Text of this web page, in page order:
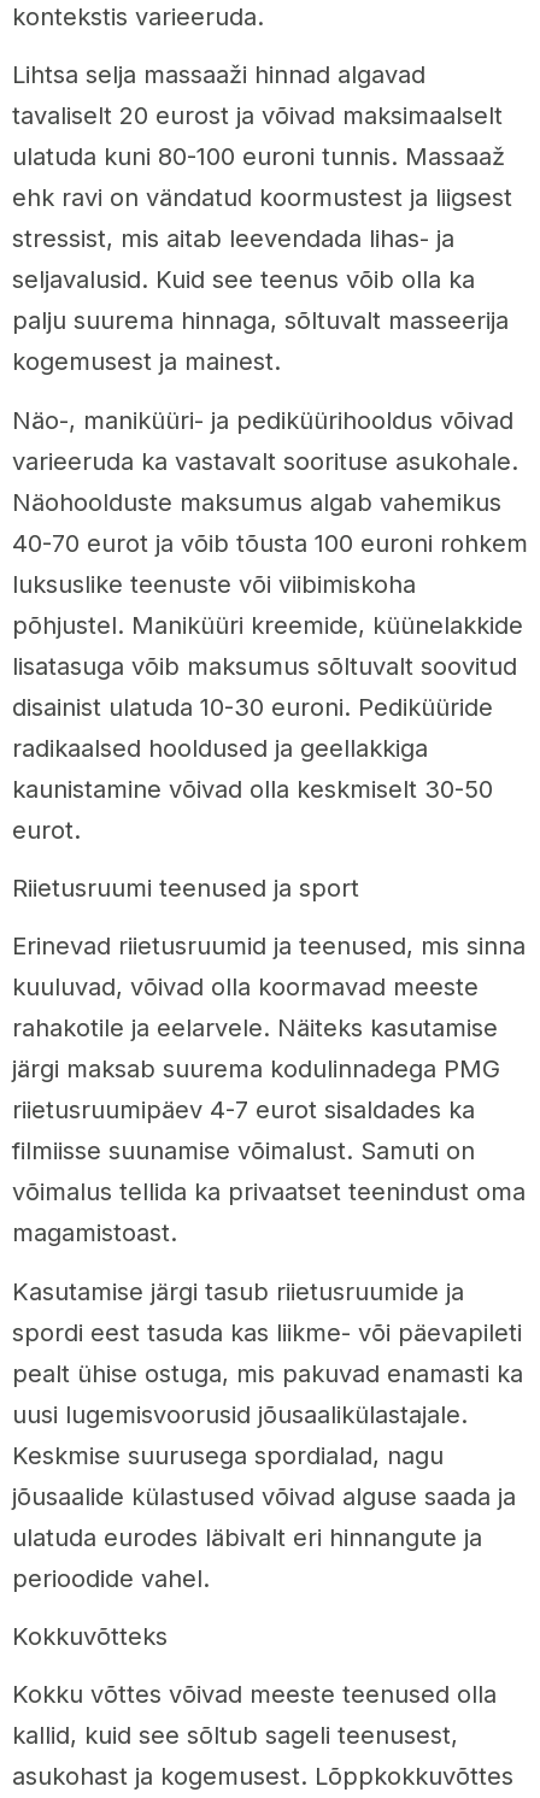
kontekstis varieeruda.
Lihtsa selja massaaži hinnad algavad
tavaliselt 20 eurost ja võivad maksimaalselt
ulatuda kuni 80-100 euroni tunnis. Massaaž
ehk ravi on vändatud koormustest ja liigsest
stressist, mis aitab leevendada lihas- ja
seljavalusid. Kuid see teenus võib olla ka
palju suurema hinnaga, sõltuvalt masseerija
kogemusest ja mainest.
Näo-, maniküüri- ja pediküürihooldus võivad
varieeruda ka vastavalt soorituse asukohale.
Näohoolduste maksumus algab vahemikus
40-70 eurot ja võib tõusta 100 euroni rohkem
luksuslike teenuste või viibimiskoha
põhjustel. Maniküüri kreemide, küünelakkide
lisatasuga võib maksumus sõltuvalt soovitud
disainist ulatuda 10-30 euroni. Pediküüride
radikaalsed hooldused ja geellakkiga
kaunistamine võivad olla keskmiselt 30-50
eurot.
Riietusruumi teenused ja sport
Erinevad riietusruumid ja teenused, mis sinna
kuuluvad, võivad olla koormavad meeste
rahakotile ja eelarvele. Näiteks kasutamise
järgi maksab suurema kodulinnadega PMG
riietusruumipäev 4-7 eurot sisaldades ka
filmiisse suunamise võimalust. Samuti on
võimalus tellida ka privaatset teenindust oma
magamistoast.
Kasutamise järgi tasub riietusruumide ja
spordi eest tasuda kas liikme- või päevapileti
pealt ühise ostuga, mis pakuvad enamasti ka
uusi lugemisvoorusid jõusaalikülastajale.
Keskmise suurusega spordialad, nagu
jõusaalide külastused võivad alguse saada ja
ulatuda eurodes läbivalt eri hinnangute ja
perioodide vahel.
Kokkuvõtteks
Kokku võttes võivad meeste teenused olla
kallid, kuid see sõltub sageli teenusest,
asukohast ja kogemusest. Lõppkokkuvõttes